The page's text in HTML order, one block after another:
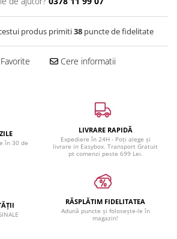
produs primiti38puncte de fidelitate
Cere informatii
în 30 de
LIVRARE RAPIDĂ
Expediere în 24H - Poți alege și
livrare in Easybox. Transport Gratuit
pt comenzi peste 699 Lei.
RĂSPLĂTIM FIDELITATEA
Adună puncte și folosește-le în
magazin!